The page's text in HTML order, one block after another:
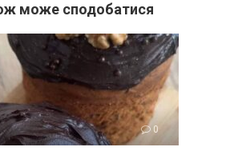
може сподобатися
0